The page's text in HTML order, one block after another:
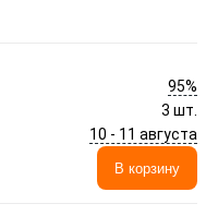
95%
3 шт.
10 - 11 августа
В корзину